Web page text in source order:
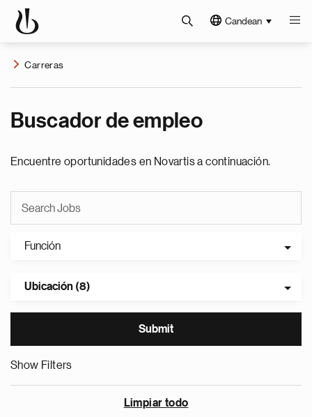
Candean
Carreras
Buscador de empleo
Encuentre oportunidades en Novartis a continuación.
Función
Ubicación (8)
Show Filters
Limpiar todo